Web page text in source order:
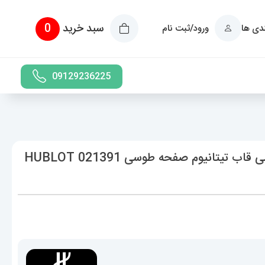
ها ورود/ثبت نام سبد خرید 0
09129236225
ساعت هابلوت مردانه اتوماتیک بند طوسی قاب تیتانیوم صفحه طوسی 021391 HUBLOT